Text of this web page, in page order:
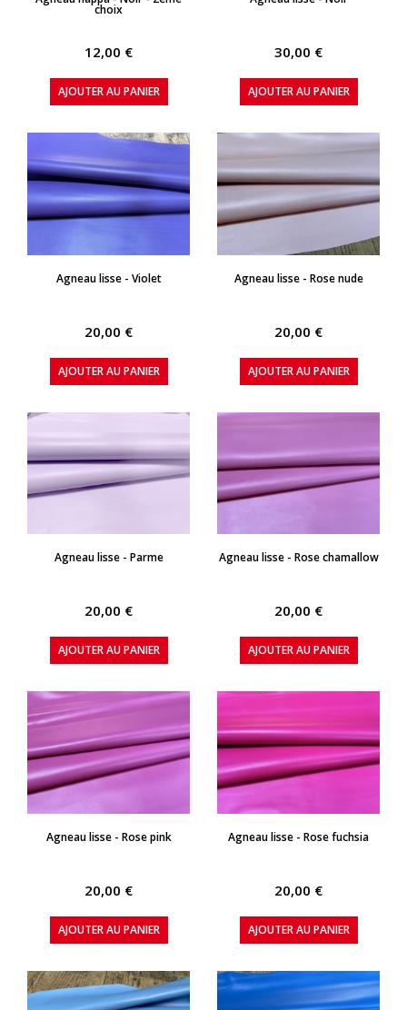
choix
12,00 €
AJOUTER AU PANIER
30,00 €
AJOUTER AU PANIER
APERÇU RAPIDE
Agneau lisse - Violet
20,00 €
AJOUTER AU PANIER
APERÇU RAPIDE
Agneau lisse - Rose nude
20,00 €
AJOUTER AU PANIER
APERÇU RAPIDE
Agneau lisse - Parme
20,00 €
AJOUTER AU PANIER
APERÇU RAPIDE
Agneau lisse - Rose chamallow
20,00 €
AJOUTER AU PANIER
APERÇU RAPIDE
Agneau lisse - Rose pink
20,00 €
AJOUTER AU PANIER
APERÇU RAPIDE
Agneau lisse - Rose fuchsia
20,00 €
AJOUTER AU PANIER